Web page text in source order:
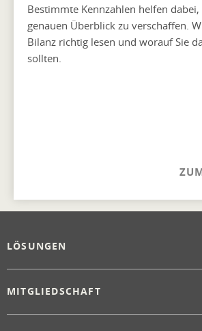
Bestimmte Kennzahlen helfen dabei,
genauen Überblick zu verschaffen.
Bilanz richtig lesen und worauf Sie
sollten.
LÖSUNGEN
MITGLIEDSCHAFT